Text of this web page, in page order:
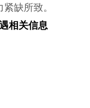
缺所致。
相关信息